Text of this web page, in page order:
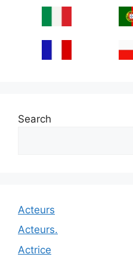
Search
Acteurs
Acteurs.
Actrice